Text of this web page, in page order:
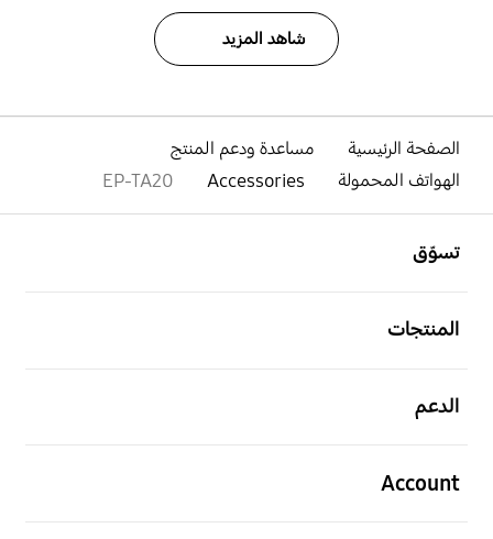
شاهد المزيد
الصفحة الرئيسية
مساعدة ودعم المنتج
الهواتف المحمولة
Accessories
EP-TA20
تسوّق
المنتجات
الدعم
Account